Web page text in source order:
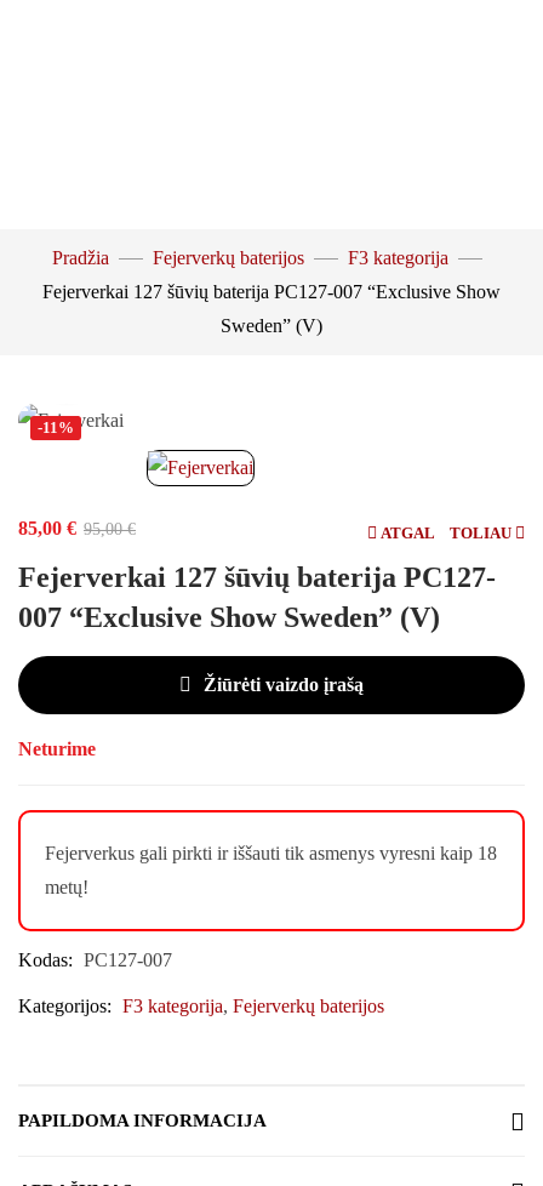
Pradžia Fejerverkų baterijos
F3 kategorija
Fejerverkai 127 šūvių baterija PC127-007 “Exclusive Show
Sweden” (V)
-11%
Žiūrėti vaizdo įrašą
ATGAL TOLIAU
85,00 € 95,00€
Fejerverkai 127 šūvių baterija PC127-
007 “Exclusive Show Sweden” (V)
Žiūrėti vaizdo įrašą
Neturime
Fejerverkus gali pirkti ir iššauti tik asmenys vyresni kaip 18
metų!
Kodas: PC127-007
Kategorijos: F3 kategorija, Fejerverkų baterijos
PAPILDOMA INFORMACIJA